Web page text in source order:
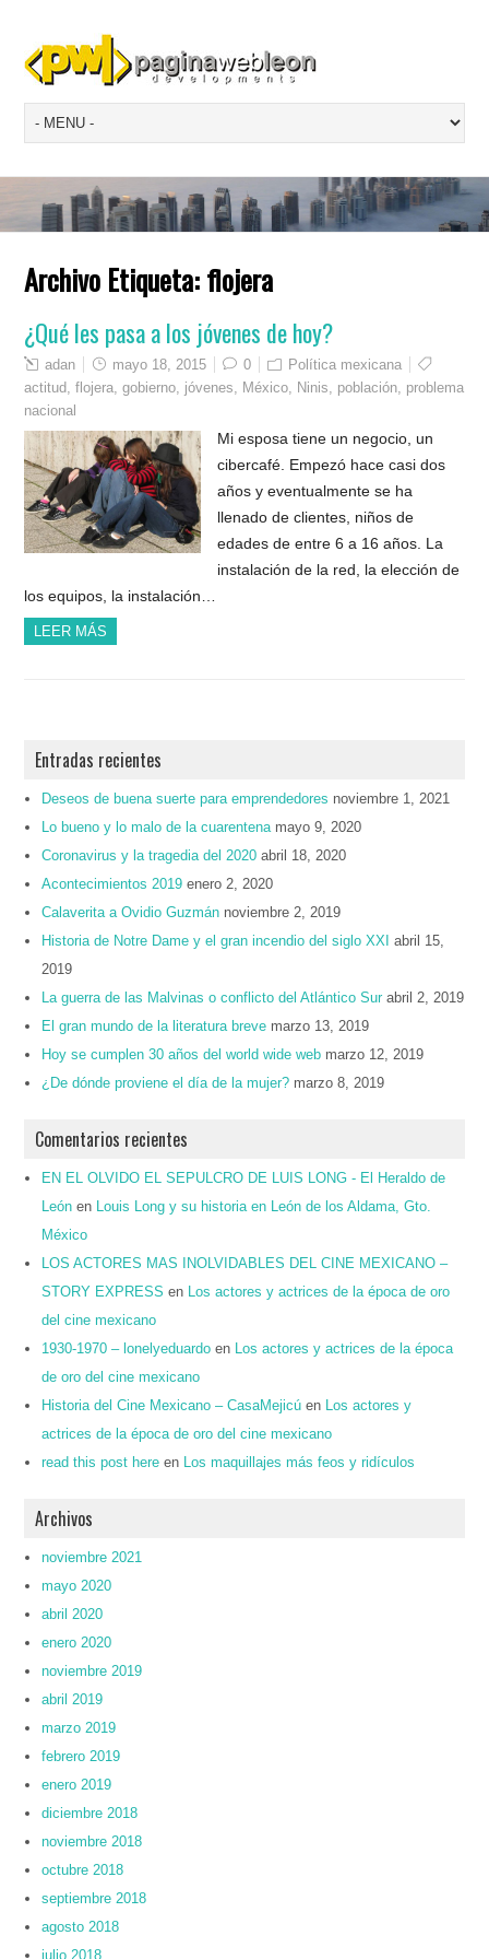
Archivo Etiqueta:flojera
¿Qué les pasa a los jóvenes de hoy?
adan mayo 18, 2015 0
Política mexicana
actitud
,flojera ,gobierno jóvenes México Ninis población problema
nacional
Mi esposa tiene un negocio, un
cibercafé. Empezó hace casi dos
años y eventualmente se ha
llenado de clientes, niños de
edades de entre 6 a 16 años. La
instalación de la red, la elección de
los equipos, la instalación…
LEER MÁS
Entradas recientes
Deseos de buena suerte para emprendedores noviembre 1, 2021
Lo bueno y lo malo de la cuarentena mayo 9, 2020
Coronavirus y la tragedia del 2020 abril 18, 2020
Acontecimientos 2019 enero 2, 2020
Calaverita a Ovidio Guzmán noviembre 2, 2019
Historia de Notre Dame y el gran incendio del siglo XXI
abril 15,
2019
La guerra de las Malvinas o conflicto del Atlántico Sur abril 2, 2019
El gran mundo de la literatura breve marzo 13, 2019
Hoy se cumplen 30 años del world wide web marzo 12, 2019
¿De dónde proviene el día de la mujer? marzo 8, 2019
Comentarios recientes
EN EL OLVIDO EL SEPULCRO DE LUIS LONG - El Heraldo de
León en
Louis Long y su historia en León de los Aldama, Gto.
México
LOS ACTORES MAS INOLVIDABLES DEL CINE MEXICANO –
STORY EXPRESS en
Los actores y actrices de la época de oro
del cine mexicano
1930-1970 – lonelyeduardo en
Los actores y actrices de la época
de oro del cine mexicano
Historia del Cine Mexicano – CasaMejicú en
Los actores y
actrices de la época de oro del cine mexicano
read this post here en Los maquillajes más feos y ridículos
Archivos
noviembre 2021
mayo 2020
abril 2020
enero 2020
noviembre 2019
abril 2019
marzo 2019
febrero 2019
enero 2019
diciembre 2018
noviembre 2018
octubre 2018
septiembre 2018
agosto 2018
julio 2018